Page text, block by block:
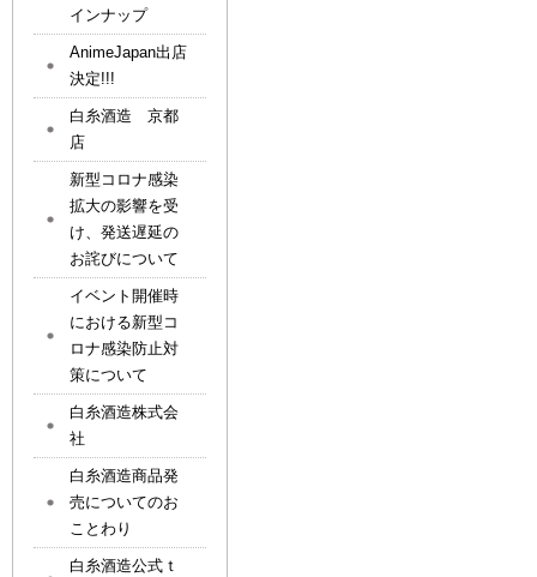
インナップ
AnimeJapan出店
決定!!!
白糸酒造 京都
店
新型コロナ感染
拡大の影響を受
け、発送遅延の
お詫びについて
イベント開催時
における新型コ
ロナ感染防止対
策について
白糸酒造株式会
社
白糸酒造商品発
売についてのお
ことわり
白糸酒造公式ｔ